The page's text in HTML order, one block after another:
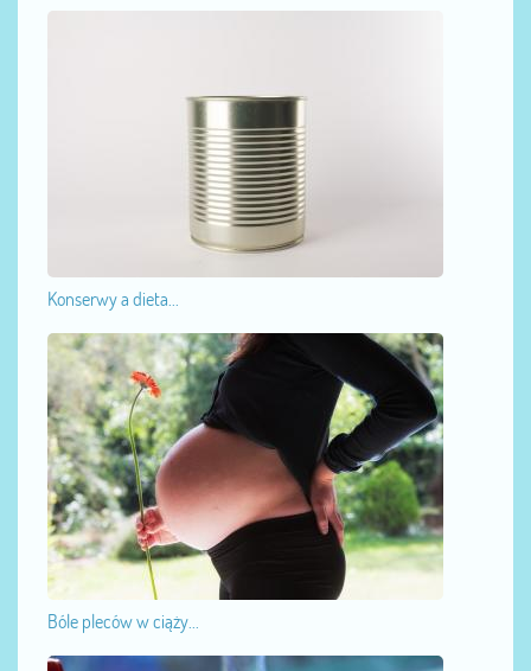
Konserwy a dieta...
Bóle pleców w ciąży...